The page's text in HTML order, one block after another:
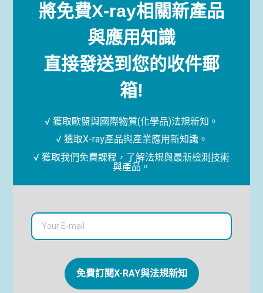
將免費X-ray相關新產品
與應用知識
直接發送到您的收件郵
箱!
√ 獲取歐盟與國際物質(化學品)法規新知。
√ 獲取X-ray產品與產業應用新知識。
√ 獲取我們免費課程，了解法規與最新檢測技術
與產品。
免費訂閱X-RAY與法規新知